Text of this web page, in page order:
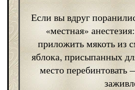
Если вы вдруг
«местная»
приложить мякоть из
яблока, присыпанных
место